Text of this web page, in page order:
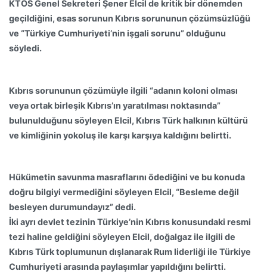
KTÖS Genel Sekreteri Şener Elcil de kritik bir dönemden
geçildiğini, esas sorunun Kıbrıs sorununun çözümsüzlüğü
ve “Türkiye Cumhuriyeti’nin işgali sorunu” olduğunu
söyledi.
Kıbrıs sorununun çözümüyle ilgili “adanın koloni olması
veya ortak birleşik Kıbrıs’ın yaratılması noktasında”
bulunulduğunu söyleyen Elcil, Kıbrıs Türk halkının kültürü
ve kimliğinin yokoluş ile karşı karşıya kaldığını belirtti.
Hükümetin savunma masraflarını ödediğini ve bu konuda
doğru bilgiyi vermediğini söyleyen Elcil, “Besleme değil
besleyen durumundayız” dedi.
İki ayrı devlet tezinin Türkiye’nin Kıbrıs konusundaki resmi
tezi haline geldiğini söyleyen Elcil, doğalgaz ile ilgili de
Kıbrıs Türk toplumunun dışlanarak Rum liderliği ile Türkiye
Cumhuriyeti arasında paylaşımlar yapıldığını belirtti.